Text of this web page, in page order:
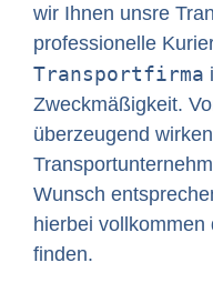
wir Ihnen unsre
professionelle
Transportfirma
Zweckmäßigkeit.
überzeugend
Wunsch
hierbei vollkommen
finden.